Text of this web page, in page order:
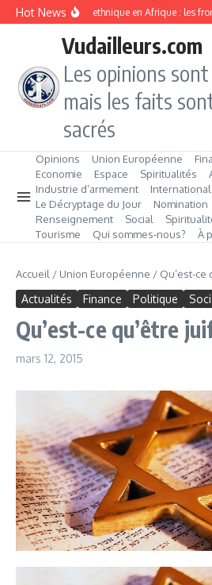
Aller au contenu
Hot NewsDivision ethnique en Afrique : les
Vudailleurs.com
Les opinions
mais les faits
sacrés
Opinions Union Européenne
Economie
Espace Spiritualités
Industrie d’armement
International
Le Décryptage du Jour
Nomination
Renseignement
Social
Tourisme
Qui sommes‑nous? À
Accueil / Union Européenne / Qu’est-ce
Actualités Finance Politique
Qu’est-ce qu’être
mars 12, 2015